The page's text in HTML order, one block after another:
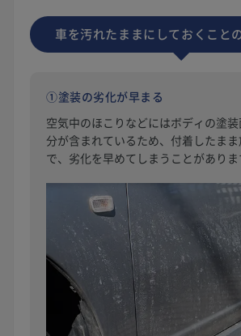
車を汚れたままにしておくこと
①塗装の劣化が早まる
空気中のほこりなどにはボディの塗
分が含まれているため、付着したま
で、劣化を早めてしまうことがありま